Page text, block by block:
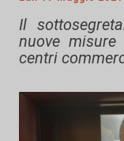
Il
nuove
centri